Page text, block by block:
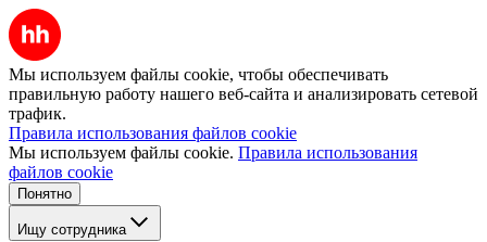
Мы используем файлы cookie, чтобы обеспечивать
правильную работу нашего веб-сайта и анализировать сетевой
трафик.
Правила использования файлов cookie
Мы используем файлы cookie. Правила использования
файлов cookie
Понятно
Ищу сотрудника